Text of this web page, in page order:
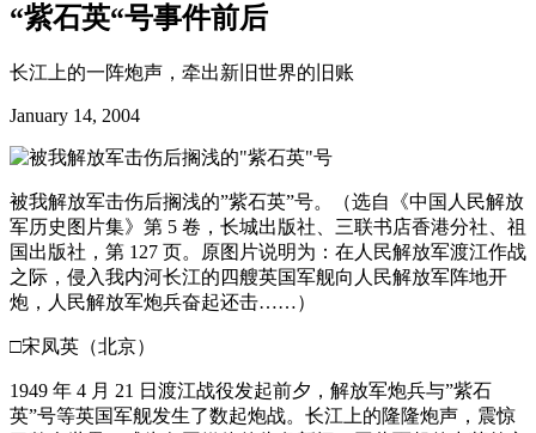
“紫石英“号事件前后
长江上的一阵炮声，牵出新旧世界的旧账
January 14, 2004
被我解放军击伤后搁浅的”紫石英”号。（选自《中国人民解放
军历史图片集》第 5 卷，长城出版社、三联书店香港分社、祖
国出版社，第 127 页。原图片说明为：在人民解放军渡江作战
之际，侵入我内河长江的四艘英国军舰向人民解放军阵地开
炮，人民解放军炮兵奋起还击……）
□宋凤英（北京）
1949 年 4 月 21 日渡江战役发起前夕，解放军炮兵与”紫石
英”号等英国军舰发生了数起炮战。长江上的隆隆炮声，震惊